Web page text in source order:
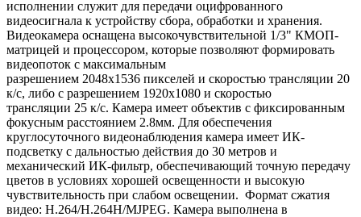
исполнении служит для передачи оцифрованного
видеосигнала к устройству сбора, обработки и хранения.
Видеокамера оснащена высокочувствительной 1/3" КМОП-
матрицей и процессором, которые позволяют формировать
видеопоток с максимальным
разрешением 2048х1536 пикселей и скоростью трансляции 20
к/с, либо с разрешением 1920х1080 и скоростью
трансляции 25 к/с. Камера имеет объектив с фиксированным
фокусным расстоянием 2.8мм. Для обеспечения
круглосуточного видеонаблюдения камера имеет ИК-
подсветку с дальностью действия до 30 метров и
механический ИК-фильтр, обеспечивающий точную передачу
цветов в условиях хорошей освещенности и высокую
чувствительность при слабом освещении. Формат сжатия
видео: H.264/H.264H/MJPEG. Камера выполнена в